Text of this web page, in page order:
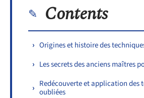
Contents
Origines et histoire des
Les secrets des anciens maîtres
Redécouverte et application des
oubliées